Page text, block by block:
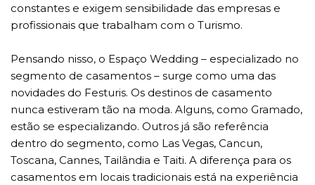
constantes e exigem sensibilidade das empresas e
profissionais que trabalham com o Turismo.
Pensando nisso, o Espaço Wedding – especializado no
segmento de casamentos – surge como uma das
novidades do Festuris. Os destinos de casamento
nunca estiveram tão na moda. Alguns, como Gramado,
estão se especializando. Outros já são referência
dentro do segmento, como Las Vegas, Cancun,
Toscana, Cannes, Tailândia e Taiti. A diferença para os
casamentos em locais tradicionais está na experiência